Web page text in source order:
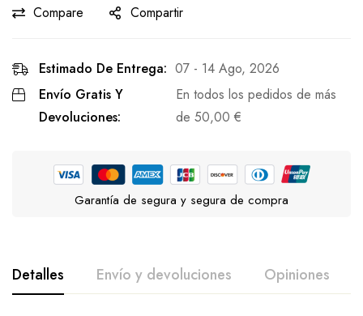
Compare Compartir
Estimado De Entrega: 07 - 14 Ago, 2026
Envío Gratis Y
Devoluciones:
En todos los pedidos de más
de50,00€
Garantía de segura y segura de compra
Detalles Envío y devoluciones Opiniones